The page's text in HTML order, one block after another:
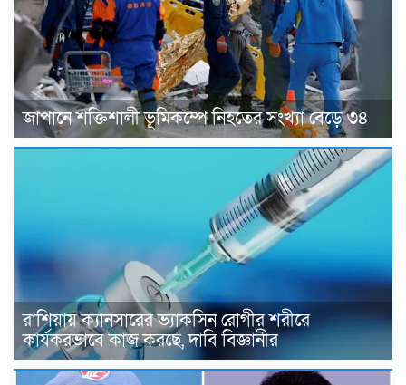
জাপানে শক্তিশালী ভূমিকম্পে নিহতের সংখ্যা বেড়ে ৩৪
রাশিয়ায় ক্যানসারের ভ্যাকসিন রোগীর শরীরে
কার্যকরভাবে কাজ করছে, দাবি বিজ্ঞানীর